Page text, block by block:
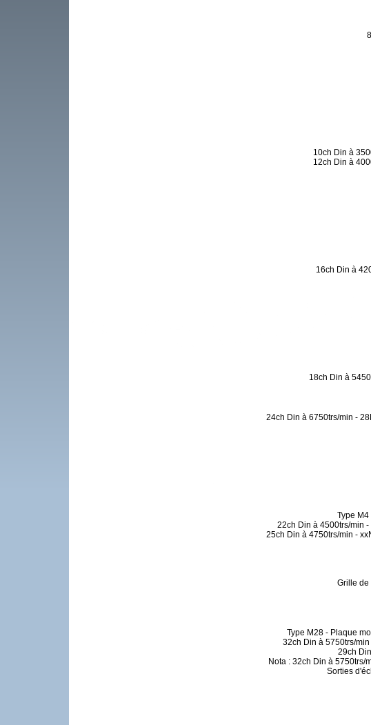
10ch Din à
12ch Din à
16ch Din à
18ch Din à
24ch Din à 6750trs/min -
Type
22ch Din à 4500trs/min
25ch Din à 4750trs/min -
Grille de
Type M28 - Plaque
32ch Din à 5750trs/
29ch
Nota : 32ch Din à 5750trs/
Sorties